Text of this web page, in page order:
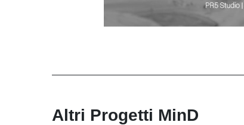
Altri Progetti MinD